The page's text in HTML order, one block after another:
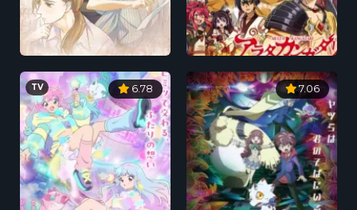
7.06
6.78
TV